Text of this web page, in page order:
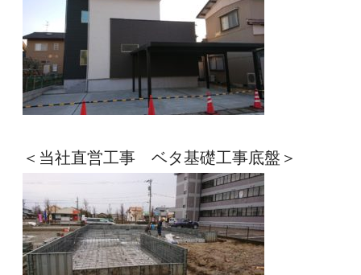
＜当社直営工事　ベタ基礎工事底盤＞